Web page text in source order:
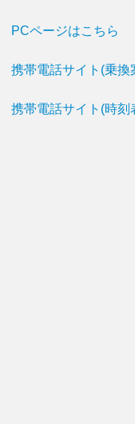
PCページはこちら
携帯電話サイト(乗換
携帯電話サイト(時刻